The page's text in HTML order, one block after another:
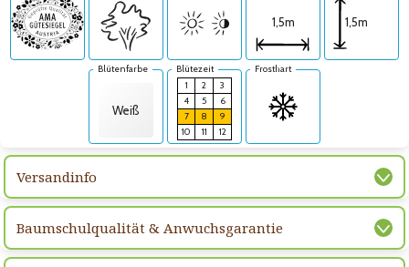
1,5m 1,5m
Blütenfarbe
Weiß
Blütezeit
1
2
3
4
5
6
7
8
9
10
11 12
Frosthart
Versandinfo
Baumschulqualität & Anwuchsgarantie